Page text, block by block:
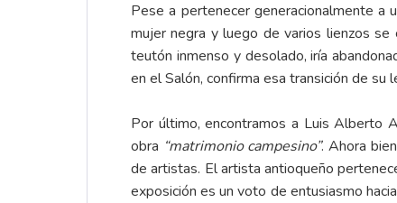
Pese a pertenecer generacionalmente a
mujer negra y luego de varios lienzos
teutón inmenso y desolado, iría
en el Salón, confirma esa transición de su
Por último, encontramos a Luis Alberto
obra “matrimonio campesino”. Ahora
de artistas. El artista antioqueño
exposición es un voto de entusiasmo